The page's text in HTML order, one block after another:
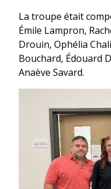
La troupe était
Émile Lampron,
Drouin, Ophélia
Bouchard, Édouard
Anaève Savard.